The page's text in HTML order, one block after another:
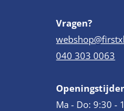
Vragen?
040 303 0063
Ma - Do: 9:30 -